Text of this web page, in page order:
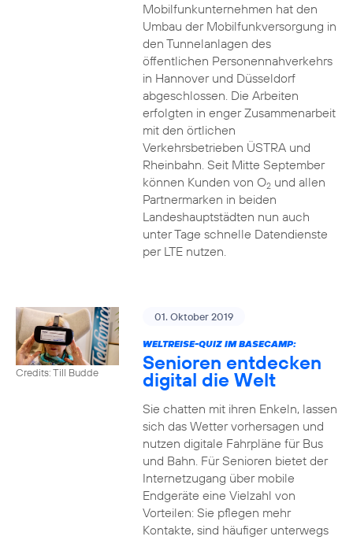
Mobilfunkunternehmen hat den
Umbau der Mobilfunkversorgung in
den Tunnelanlagen des
öffentlichen Personennahverkehrs
in Hannover und Düsseldorf
abgeschlossen. Die Arbeiten
erfolgten in enger Zusammenarbeit
mit den örtlichen
Verkehrsbetrieben ÜSTRA und
Rheinbahn. Seit Mitte September
können Kunden von O2und allen
Partnermarken in beiden
Landeshauptstädten nun auch
unter Tage schnelle Datendienste
per LTE nutzen.
Credits: Till Budde
01. Oktober 2019
WELTREISE-QUIZ IM BASECAMP:
Senioren entdecken
digital die Welt
Sie chatten mit ihren Enkeln, lassen
sich das Wetter vorhersagen und
nutzen digitale Fahrpläne für Bus
und Bahn. Für Senioren bietet der
Internetzugang über mobile
Endgeräte eine Vielzahl von
Vorteilen: Sie pflegen mehr
Kontakte, sind häufiger unterwegs